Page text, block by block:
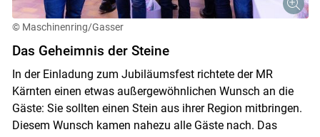
© Maschinenring/Gasser
Das Geheimnis der Steine
In der Einladung zum Jubiläumsfest richtete der MR
Kärnten einen etwas außergewöhnlichen Wunsch an die
Gäste: Sie sollten einen Stein aus ihrer Region mitbringen.
Diesem Wunsch kamen nahezu alle Gäste nach. Das